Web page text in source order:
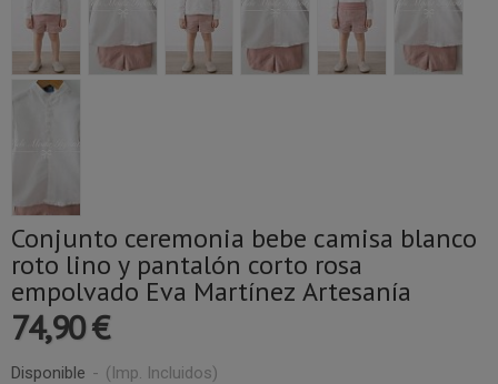
Conjunto ceremonia bebe camisa blanco
roto lino y pantalón corto rosa
empolvado Eva Martínez Artesanía
74,90 €
Disponible - (Imp. Incluidos)